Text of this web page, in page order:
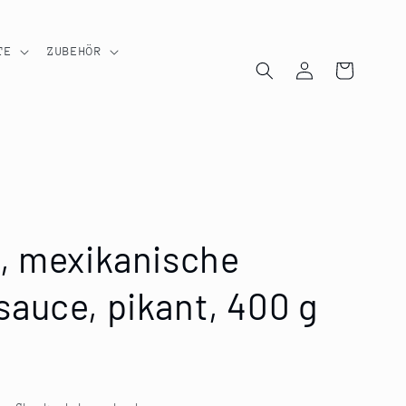
ZUBEHÖR
EinloggenWarenkorb
mexikanische
pikant, 400 g